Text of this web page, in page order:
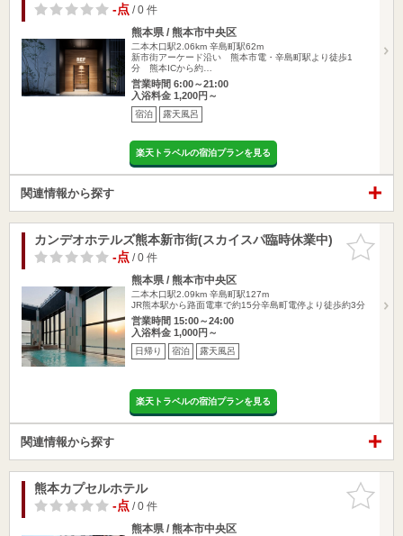
-点/ 0 件
熊本県 / 熊本市中央区
二本木口駅2.06km 辛島町駅62m
新市街アーケード沿い 熊本市電・辛島町駅より徒歩1
分 熊本ICから約…
営業時間 6:00～21:00
入浴料金 1,200円～
宿泊 露天風呂
楽天トラベルの宿泊プランを見る
関連情報から探す
お気に入
りに追加
カンデオホテルズ熊本新市街(スカイスパ臨時休業中)
-点/ 0 件
熊本県 / 熊本市中央区
二本木口駅2.09km 辛島町駅127m
JR熊本駅から路面電車で約15分辛島町電停より徒歩約3分
営業時間 15:00～24:00
入浴料金 1,000円～
日帰り 宿泊 露天風呂
楽天トラベルの宿泊プランを見る
関連情報から探す
お気に入
りに追加
熊本カプセルホテル
-点/ 0 件
熊本県 / 熊本市中央区